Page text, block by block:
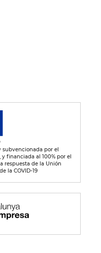
por el
financiada al 100% por el
respuesta de la Unión
la COVID-19